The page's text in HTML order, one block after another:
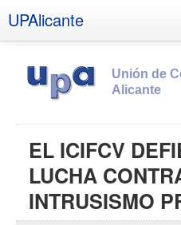
UPAlicante
Unión de
Alicante
Socios
Estatutos
EL ICIFCV
LUCHA
INTRUSISMO